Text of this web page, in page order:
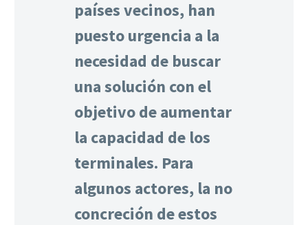
países vecinos, han
puesto urgencia a la
necesidad de buscar
una solución con el
objetivo de aumentar
la capacidad de los
terminales. Para
algunos actores, la no
concreción de estos